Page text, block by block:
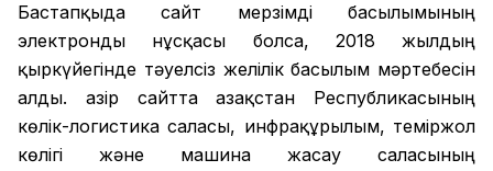
Бастапқыда сайт мерзімді басылымының
электронды нұсқасы болса, 2018 жылдың
қыркүйегінде тәуелсіз желілік басылым мәртебесін
алды. Қазір сайтта Қазақстан Республикасының
көлік-логистика саласы, инфрақұрылым, теміржол
көлігі және машина жасау саласының